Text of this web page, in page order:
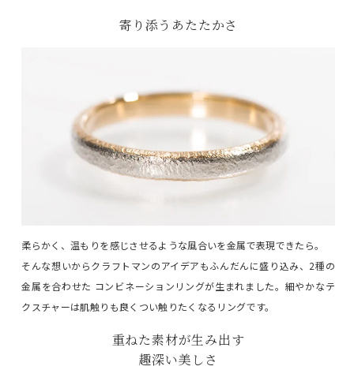
寄り添うあたたかさ
柔らかく、温もりを感じさせるような風合いを金属で表現できたら。
そんな想いからクラフトマンのアイデアもふんだんに盛り込み、2種の
金属を合わせた コンビネーションリングが生まれました。細やかなテ
クスチャーは肌触りも良くつい触りたくなるリングです。
重ねた素材が生み出す
趣深い美しさ